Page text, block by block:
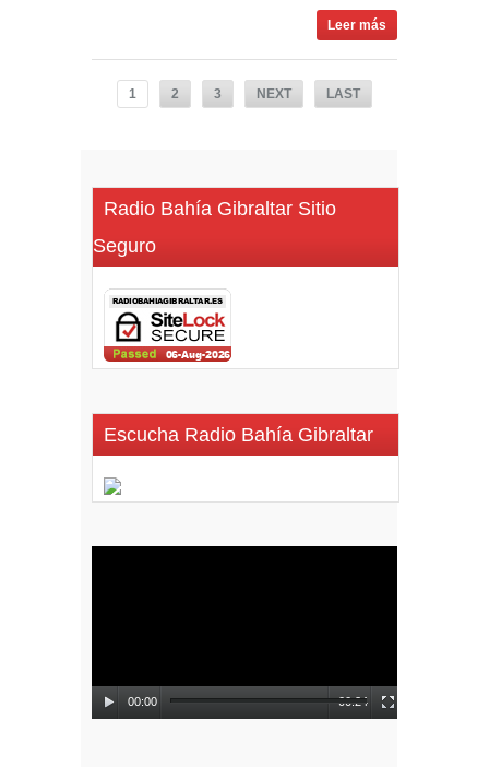
Leer más
1 2 3 NEXT LAST
Radio Bahía Gibraltar Sitio
Seguro
Escucha Radio Bahía Gibraltar
00:00 00:24